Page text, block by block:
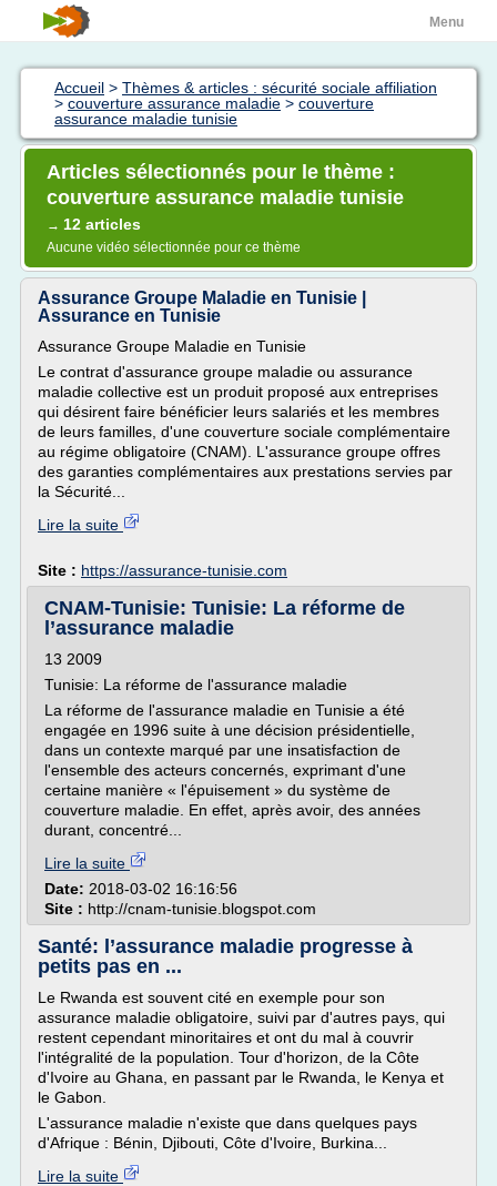
Menu
Accueil > Thèmes & articles : sécurité sociale affiliation
> couverture assurance maladie > couverture
assurance maladie tunisie
Articles sélectionnés pour le thème :
couverture assurance maladie tunisie
→ 12 articles
Aucune vidéo sélectionnée pour ce thème
Assurance Groupe Maladie en Tunisie |
Assurance en Tunisie
Assurance Groupe Maladie en Tunisie
Le contrat d'assurance groupe maladie ou assurance
maladie collective est un produit proposé aux entreprises
qui désirent faire bénéficier leurs salariés et les membres
de leurs familles, d'une couverture sociale complémentaire
au régime obligatoire (CNAM). L'assurance groupe offres
des garanties complémentaires aux prestations servies par
la Sécurité...
Lire la suite
Site : https://assurance-tunisie.com
CNAM-Tunisie: Tunisie: La réforme de
l’assurance maladie
13 2009
Tunisie: La réforme de l'assurance maladie
La réforme de l'assurance maladie en Tunisie a été
engagée en 1996 suite à une décision présidentielle,
dans un contexte marqué par une insatisfaction de
l'ensemble des acteurs concernés, exprimant d'une
certaine manière « l'épuisement » du système de
couverture maladie. En effet, après avoir, des années
durant, concentré...
Lire la suite
Date: 2018-03-02 16:16:56
Site : http://cnam-tunisie.blogspot.com
Santé: l’assurance maladie progresse à
petits pas en ...
Le Rwanda est souvent cité en exemple pour son
assurance maladie obligatoire, suivi par d'autres pays, qui
restent cependant minoritaires et ont du mal à couvrir
l'intégralité de la population. Tour d'horizon, de la Côte
d'Ivoire au Ghana, en passant par le Rwanda, le Kenya et
le Gabon.
L'assurance maladie n'existe que dans quelques pays
d'Afrique : Bénin, Djibouti, Côte d'Ivoire, Burkina...
Lire la suite